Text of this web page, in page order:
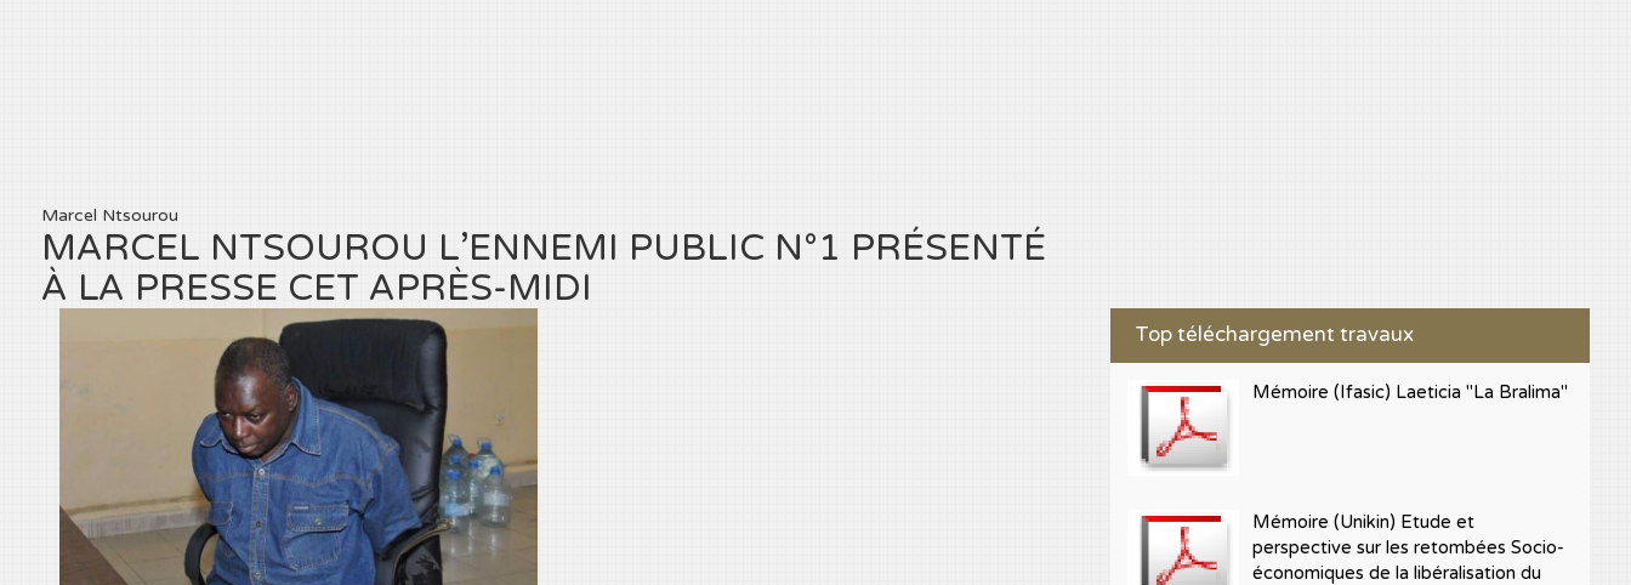
Marcel Ntsourou
MARCEL NTSOUROU L’ENNEMI PUBLIC N°1 PRÉSENTÉ
À LA PRESSE CET APRÈS-MIDI
Top téléchargement travaux
Mémoire (Ifasic) Laeticia "La Bralima"
Mémoire (Unikin) Etude et
perspective sur les retombées Socio-
économiques de la libéralisation du